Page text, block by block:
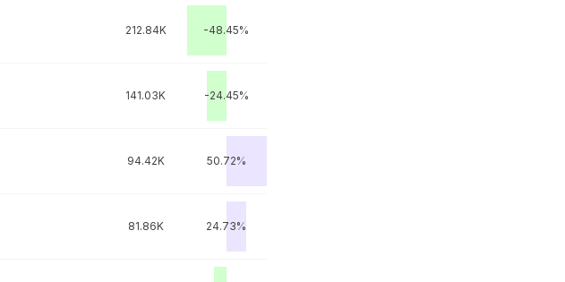
212.84K -48.45%
141.03K -24.45%
94.42K 50.72%
81.86K 24.73%